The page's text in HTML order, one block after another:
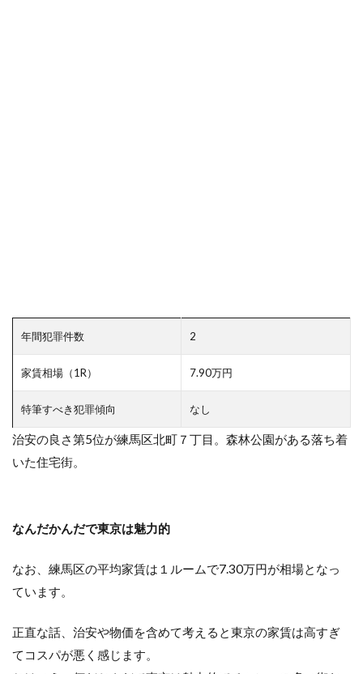
年間犯罪件数 2
家賃相場（1R） 7.90万円
特筆すべき犯罪傾向 なし
治安の良さ第5位が練馬区北町７丁目。森林公園がある落ち着
いた住宅街。
なんだかんだで東京は魅力的
なお、練馬区の平均家賃は１ルームで7.30万円が相場となっ
ています。
正直な話、治安や物価を含めて考えると東京の家賃は高すぎ
てコスパが悪く感じます。